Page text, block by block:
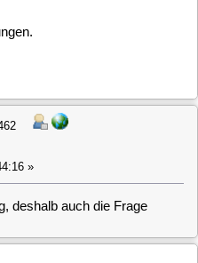
6 aufgesetzt und
und vielen,